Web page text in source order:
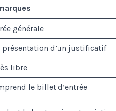
générale
présentation d’un justificatif
libre
le billet d’entrée